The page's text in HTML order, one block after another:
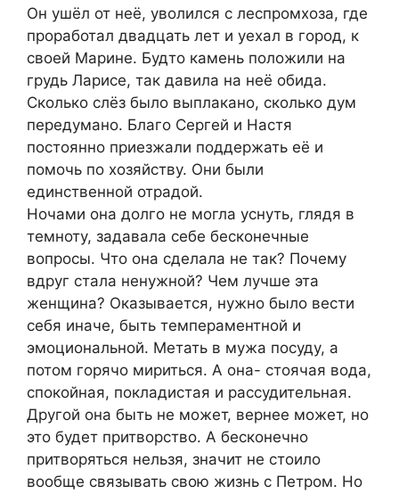
Он ушёл от неё, уволился с леспромхоза, где
проработал двадцать лет и уехал в город, к
своей Марине. Будто камень положили на
грудь Ларисе, так давила на неё обида.
Сколько слёз было выплакано, сколько дум
передумано. Благо Сергей и Настя
постоянно приезжали поддержать её и
помочь по хозяйству. Они были
единственной отрадой.
Ночами она долго не могла уснуть, глядя в
темноту, задавала себе бесконечные
вопросы. Что она сделала не так? Почему
вдруг стала ненужной? Чем лучше эта
женщина? Оказывается, нужно было вести
себя иначе, быть темпераментной и
эмоциональной. Метать в мужа посуду, а
потом горячо мириться. А она- стоячая вода,
спокойная, покладистая и рассудительная.
Другой она быть не может, вернее может, но
это будет притворство. А бесконечно
притворяться нельзя, значит не стоило
вообще связывать свою жизнь с Петром. Но